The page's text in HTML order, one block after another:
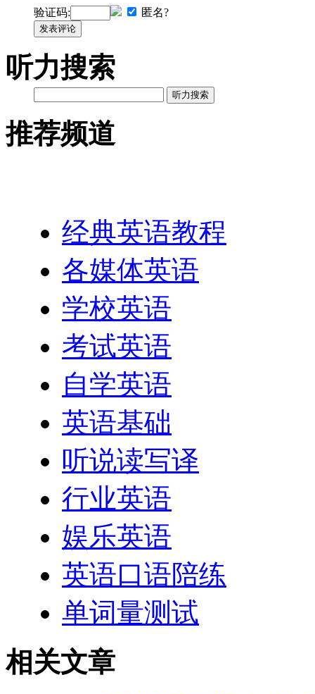
验证码: 匿名?
发表评论
听力搜索
听力搜索
推荐频道
经典英语教程
各媒体英语
学校英语
考试英语
自学英语
英语基础
听说读写译
行业英语
娱乐英语
英语口语陪练
单词量测试
相关文章